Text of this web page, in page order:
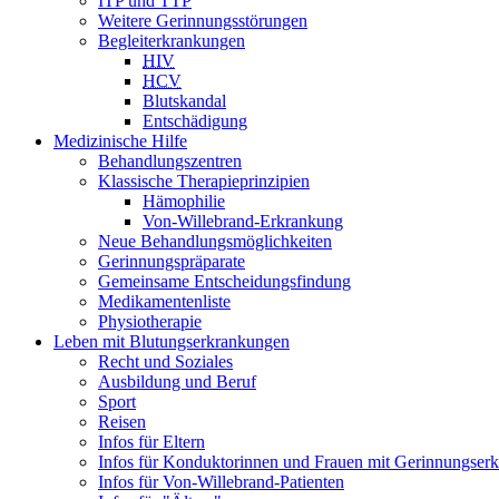
Weitere Gerinnungsstörungen
Begleiterkrankungen
HIV
HCV
Blutskandal
Entschädigung
Medizinische Hilfe
Behandlungszentren
Klassische Therapieprinzipien
Hämophilie
Von-Willebrand-Erkrankung
Neue Behandlungsmöglichkeiten
Gerinnungspräparate
Gemeinsame Entscheidungsfindung
Medikamentenliste
Physiotherapie
Leben mit Blutungserkrankungen
Recht und Soziales
Ausbildung und Beruf
Sport
Reisen
Infos für Eltern
Infos für Konduktorinnen und Frauen mit
Infos für Von-Willebrand-Patienten